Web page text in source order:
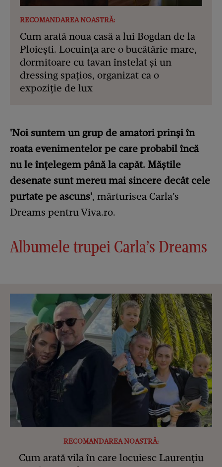
RECOMANDAREA NOASTRĂ:
Cum arată noua casă a lui Bogdan de la
Ploiești. Locuința are o bucătărie mare,
dormitoare cu tavan înstelat și un
dressing spațios, organizat ca o
expoziție de lux
'Noi suntem un grup de amatori prinși în
roata evenimentelor pe care probabil încă
nu le înțelegem până la capăt. Măștile
desenate sunt mereu mai sincere decât cele
purtate pe ascuns', mărturisea Carla’s
Dreams pentru Viva.ro.
Albumele trupei Carla’s Dreams
RECOMANDAREA NOASTRĂ:
Cum arată vila în care locuiesc Laurențiu